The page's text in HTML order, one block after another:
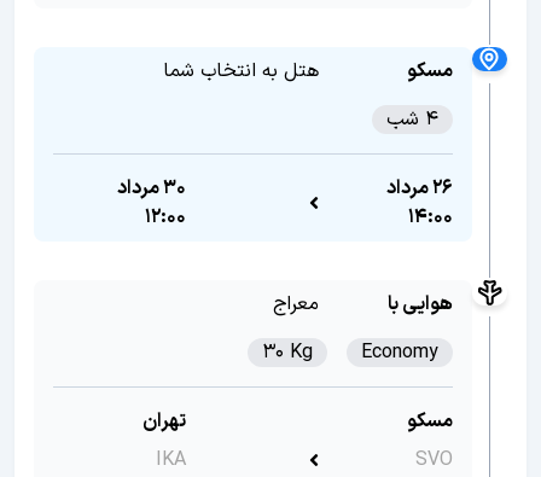
مسکو
هتل به انتخاب شما
4 شب
26 مرداد
14:00
30 مرداد
12:00
هوایی با
معراج
Economy
30 Kg
مسکو
SVO
تهران
IKA